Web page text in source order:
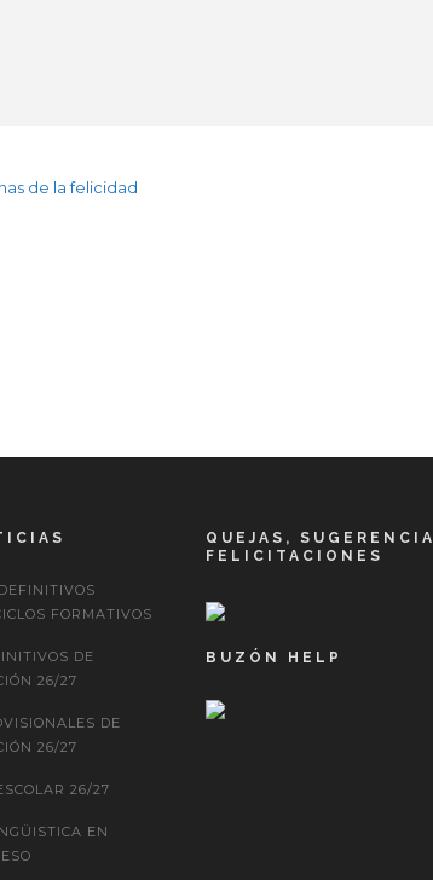
de la felicidad
FORMATIVOS
DE
26/27
DE
26/27
26/27
EN
QUEJAS,
FELICITACIONES
BUZÓN HELP